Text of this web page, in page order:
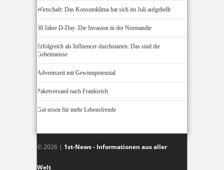
Wirtschaft: Das Konsumklima hat sich im Juli aufgehellt
80 Jahre D-Day: Die Invasion in der Normandie
Erfolgreich als Influencer durchstarten: Das sind die
Geheimnisse
Adventszeit mit Gewinnpotenzial
Paketversand nach Frankreich
Gut essen für mehr Lebensfreude
© 2026 | 1st-News - Informationen aus aller
Welt